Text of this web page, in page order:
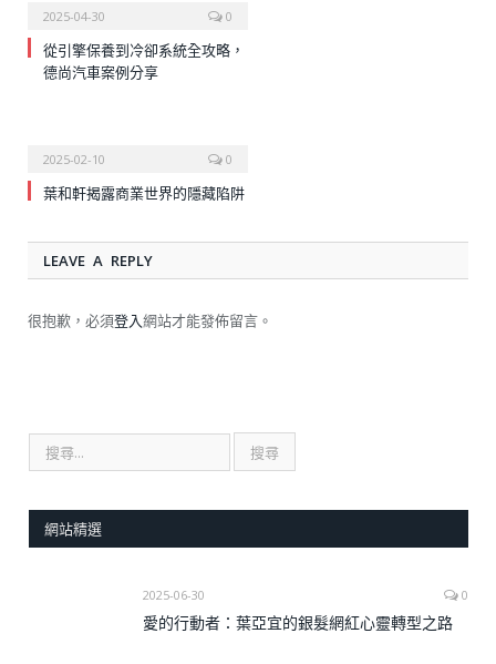
2025-04-30 0
從引擎保養到冷卻系統全攻略，
德尚汽車案例分享
2025-02-10 0
葉和軒揭露商業世界的隱藏陷阱
LEAVE A REPLY
很抱歉，必須登入網站才能發佈留言。
網站精選
2025-06-30 0
愛的行動者：葉亞宜的銀髮網紅心靈轉型之路